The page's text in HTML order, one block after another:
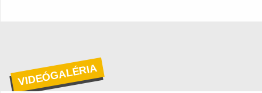
VIDEÓGALÉRIA